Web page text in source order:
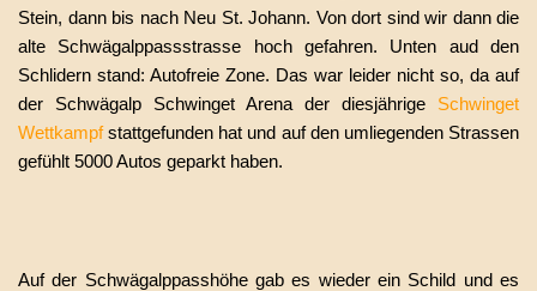
Stein, dann bis nach Neu St. Johann. Von dort sind wir dann die
alte Schwägalppassstrasse hoch gefahren. Unten aud den
Schlidern stand: Autofreie Zone. Das war leider nicht so, da auf
der Schwägalp Schwinget Arena der diesjährige Schwinget
Wettkampfstattgefunden hat und auf den umliegenden Strassen
gefühlt 5000 Autos geparkt haben.
Auf der Schwägalppasshöhe gab es wieder ein Schild und es